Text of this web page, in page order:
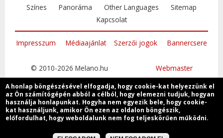
Színes
Panoráma Other Languages
Sitemap
Kapcsolat
Impresszum Médiaajánlat Szerzői jogok Bannercsere
© 2010-2026 Melano.hu Webmaster
Csatlakozzon
A honlap böngészésével elfogadja, hogy cookie-kat helyezzünk el
az Ön számítógépén abból a célból, hogy elemezni tudjuk, hogyan
használja honlapunkat. Hogyha nem egyezik bele, hogy cookie-
kat használjunk, amikor Ön ezen az oldalon böngészik,
előfordulhat, hogy weboldalunk nem fog teljeskörűen működni.